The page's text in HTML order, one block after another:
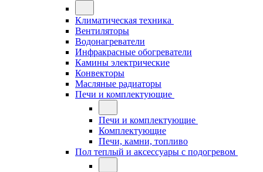
Климатическая техника
Вентиляторы
Водонагреватели
Инфракрасные обогреватели
Камины электрические
Конвекторы
Масляные радиаторы
Печи и комплектующие
Печи и комплектующие
Комплектующие
Печи, камни, топливо
Пол теплый и аксессуары с подогревом